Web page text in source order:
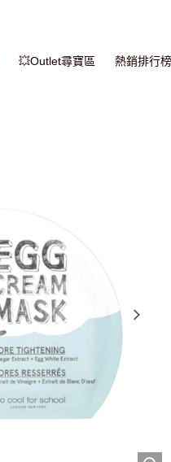
💥Outlet尋寶區 熱銷排行